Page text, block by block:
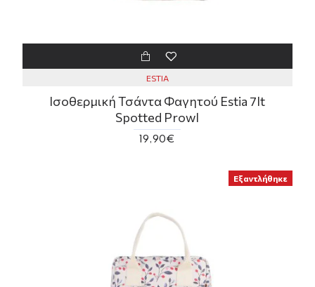
ESTIA
Ισοθερμική Τσάντα Φαγητού Estia 7lt
Spotted Prowl
19,90€
Εξαντλήθηκε